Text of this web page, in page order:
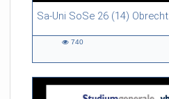
Sa-Uni SoSe 26 (14) Obrecht
46:53 duration
740